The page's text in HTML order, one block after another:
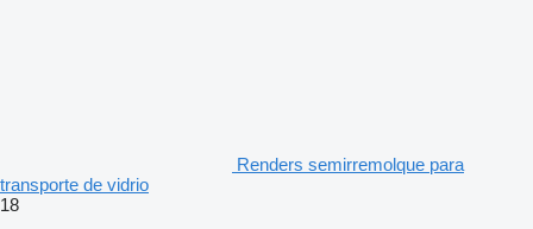
Renders semirremolque para
transporte de vidrio
18